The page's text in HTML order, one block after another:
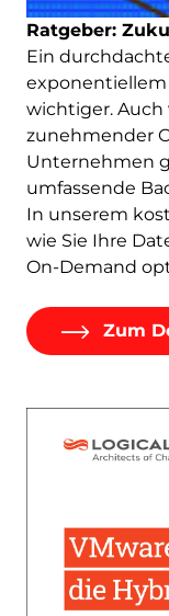
Ratgeber:
Ein
wichtiger.
zunehmender
Unternehmen
umfassende
In unserem
wie Sie Ihre
On-Demand
Zum